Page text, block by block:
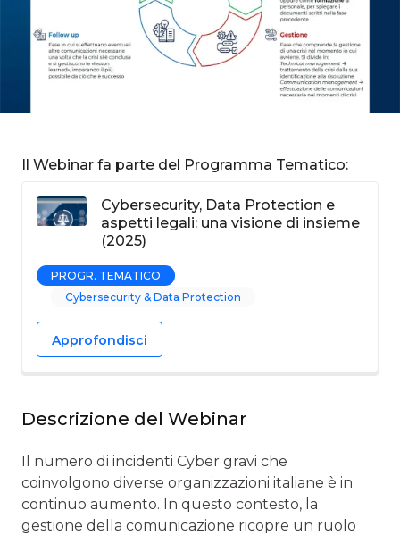
Il Webinar fa parte del Programma Tematico:
Cybersecurity, Data Protection e
aspetti legali: una visione di insieme
(2025)
PROGR. TEMATICO
Cybersecurity & Data Protection
Approfondisci
Descrizione del Webinar
Il numero di incidenti Cyber gravi che
coinvolgono diverse organizzazioni italiane è in
continuo aumento. In questo contesto, la
gestione della comunicazione ricopre un ruolo